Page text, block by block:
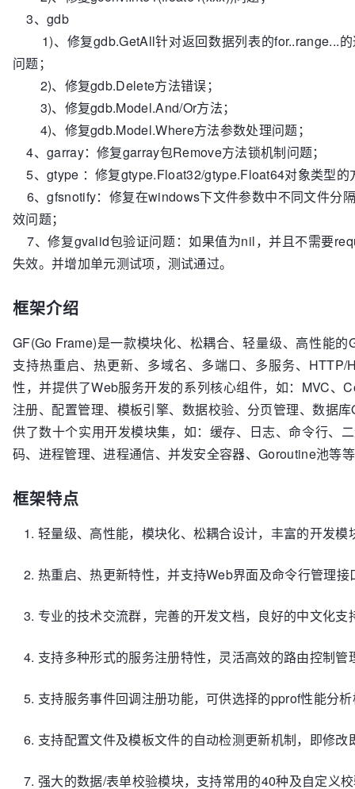
3、gdb
1)、修复gdb.GetAll针对返回数据列表的for..range...的
问题；
2)、修复gdb.Delete方法错误；
3)、修复gdb.Model.And/Or方法；
4)、修复gdb.Model.Where方法参数处理问题；
4、garray：修复garray包Remove方法锁机制问题；
5、gtype ：修复gtype.Float32/gtype.Float64对象类型的
6、gfsnotify：修复在windows下文件参数中不同文件分
效问题；
7、修复gvalid包验证问题：如果值为nil，并且不需要
失效。并增加单元测试项，测试通过。
框架介绍
GF(Go Frame)是一款模块化、松耦合、轻量级、高性能
支持热重启、热更新、多域名、多端口、多服务、HTTP/
性，并提供了Web服务开发的系列核心组件，如：MVC、
注册、配置管理、模板引擎、数据校验、分页管理、数据
供了数十个实用开发模块集，如：缓存、日志、命令行、
码、进程管理、进程通信、并发安全容器、Goroutine池等
框架特点
轻量级、高性能，模块化、松耦合设计，丰富的开发模
热重启、热更新特性，并支持Web界面及命令行管理接
专业的技术交流群，完善的开发文档，良好的中文化支
支持多种形式的服务注册特性，灵活高效的路由控制管
支持服务事件回调注册功能，可供选择的pprof性能分
支持配置文件及模板文件的自动检测更新机制，即修改
强大的数据/表单校验模块，支持常用的40种及自定义